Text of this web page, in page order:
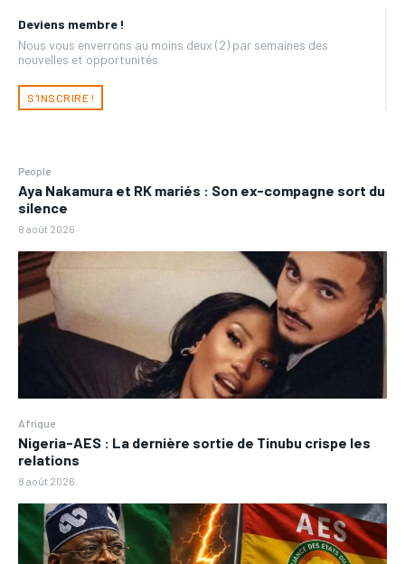
Deviens membre !
Nous vous enverrons au moins deux (2) par semaines des
nouvelles et opportunités
S'INSCRIRE !
People
Aya Nakamura et RK mariés : Son ex-compagne sort du
silence
8 août 2026
Afrique
Nigeria-AES : La dernière sortie de Tinubu crispe les
relations
8 août 2026